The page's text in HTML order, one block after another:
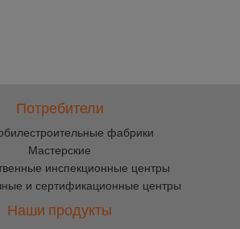
Потребители
фабрики
Мастерские
инспекционные центры
и сертификационные центры
Наши продукты